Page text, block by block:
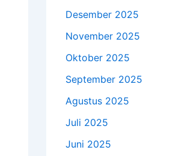
Desember 2025
November 2025
Oktober 2025
September 2025
Agustus 2025
Juli 2025
Juni 2025